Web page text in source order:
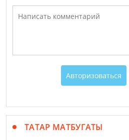
Авторизоваться
ТАТАР МАТБУГАТЫ